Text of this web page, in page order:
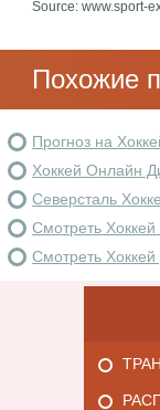
Source: www.sport-
Похожие
Прогноз на
Хоккей Онлайн
Северсталь
Смотреть
Смотреть